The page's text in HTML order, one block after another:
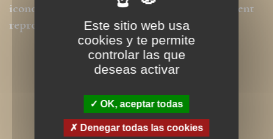
iconographiques sont, par contre, intégralement
reproduits dans ce format.
Este sitio web usa
cookies y te permite
controlar las que
deseas activar
OK, aceptar todas
Denegar todas las cookies